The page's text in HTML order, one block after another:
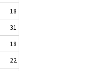
18
31
18
22